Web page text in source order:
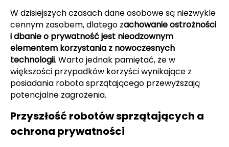
W dzisiejszych czasach dane osobowe są niezwykle
cennym zasobem, dlatego zachowanie ostrożności
i dbanie o prywatność jest nieodzownym
elementem korzystania z nowoczesnych
technologii. Warto jednak pamiętać, że w
większości przypadków korzyści wynikające z
posiadania robota sprzątającego przewyższają
potencjalne zagrożenia.
Przyszłość robotów sprzątających a
ochrona prywatności